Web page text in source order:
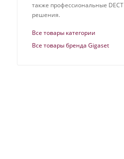
также профессиональные DECT
решения.
Все товары категории
Все товары бренда Gigaset